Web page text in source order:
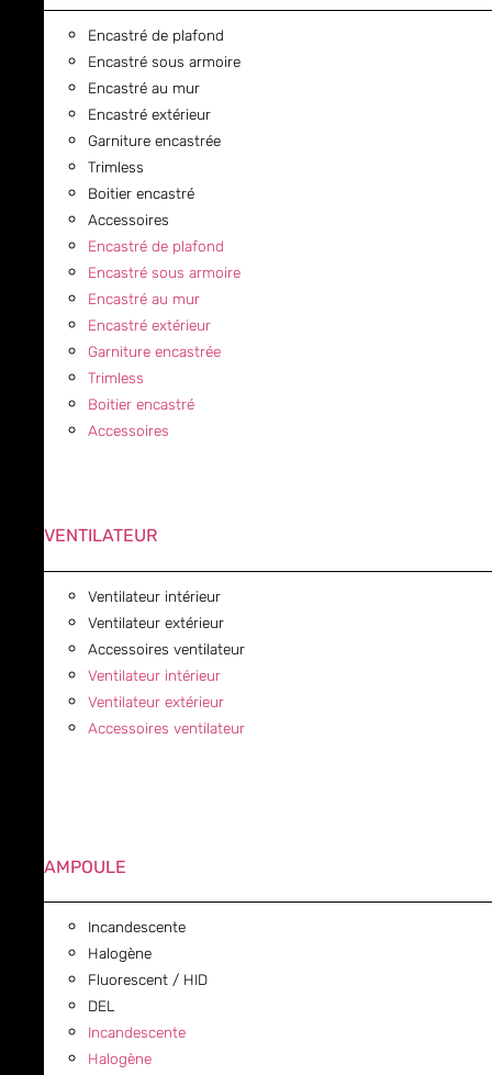
Encastré de plafond
Encastré sous armoire
Encastré au mur
Encastré extérieur
Garniture encastrée
Trimless
Boitier encastré
Accessoires
Encastré de plafond
Encastré sous armoire
Encastré au mur
Encastré extérieur
Garniture encastrée
Trimless
Boitier encastré
Accessoires
VENTILATEUR
Ventilateur intérieur
Ventilateur extérieur
Accessoires ventilateur
Ventilateur intérieur
Ventilateur extérieur
Accessoires ventilateur
AMPOULE
Incandescente
Halogène
Fluorescent / HID
DEL
Incandescente
Halogène